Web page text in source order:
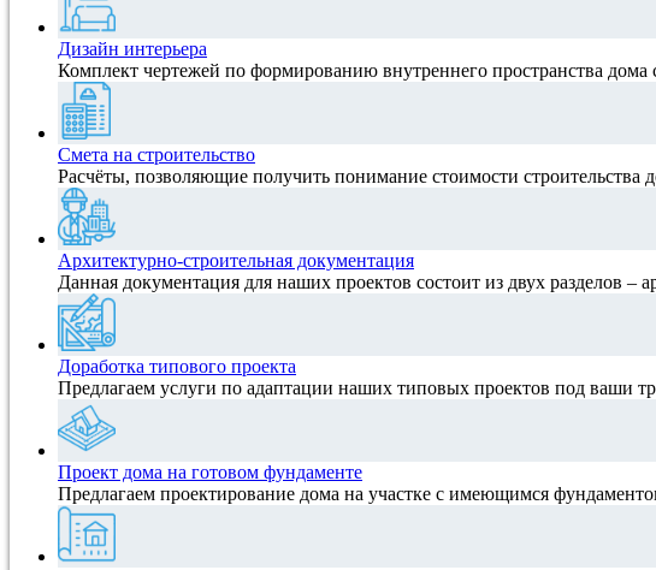
Дизайн интерьера
Комплект чертежей по формированию внутреннего пространства
Смета на строительство
Расчёты, позволяющие получить понимание стоимости строительства
Архитектурно-строительная документация
Данная документация для наших проектов состоит из двух разделов
Доработка типового проекта
Предлагаем услуги по адаптации наших типовых проектов под ваши
Проект дома на готовом фундаменте
Предлагаем проектирование дома на участке с имеющимся